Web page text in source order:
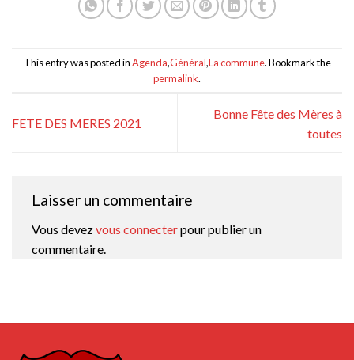
This entry was posted inAgenda,Général,La commune. Bookmark the
permalink.
FETE DES MERES 2021
Bonne Fête des Mères à
toutes
Laisser un commentaire
Vous devezvous connecterpour publier un
commentaire.